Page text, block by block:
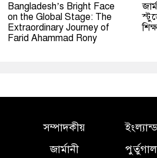
Bangladesh’s Bright Face
on the Global Stage: The
Extraordinary Journey of
Farid Ahammad Rony
সম্পাদকীয় ইংল্যান্ড
জার্মানী
পুর্তুগাল